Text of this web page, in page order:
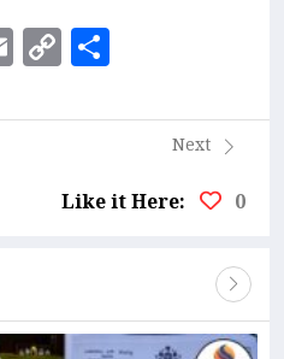
Email
Copy
Link
Next
Like it Here: 0